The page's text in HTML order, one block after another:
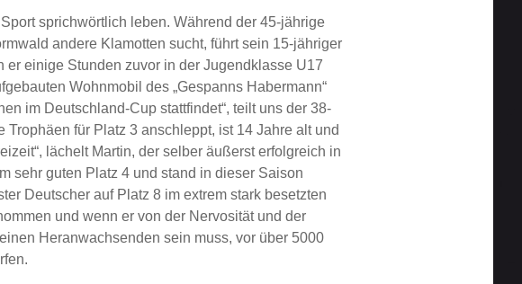
sprichwörtlich leben. Während der 45-jährige
andere Klamotten sucht, führt sein 15-jähriger
einige Stunden zuvor in der Jugendklasse U17
Wohnmobil des „Gespanns Habermann“
im Deutschland-Cup stattfindet“, teilt uns der 38-
für Platz 3 anschleppt, ist 14 Jahre alt und
lächelt Martin, der selber äußerst erfolgreich in
sehr guten Platz 4 und stand in dieser Saison
Deutscher auf Platz 8 im extrem stark besetzten
und wenn er von der Nervosität und der
Heranwachsenden sein muss, vor über 5000